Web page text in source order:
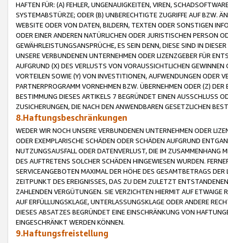
HAFTEN FÜR: (A) FEHLER, UNGENAUIGKEITEN, VIREN,
SYSTEMABSTÜRZE; ODER (B) UNBERECHTIGTE ZUGRIFFE AUF BZW.
WEBSITE ODER VON DATEN, BILDERN, TEXTEN ODER SONSTIGEN
ODER EINER ANDEREN NATÜRLICHEN ODER JURISTISCHEN PERSON
GEWÄHRLEISTUNGSANSPRÜCHE, ES SEIN DENN, DIESE SIND IN
UNSERE VERBUNDENEN UNTERNEHMEN ODER LIZENZGEBER FÜR
AUFGRUND (X) DES VERLUSTS VON VORAUSSICHTLICHEN
VORTEILEN SOWIE (Y) VON INVESTITIONEN, AUFWENDUNGEN ODER
PARTNERPROGRAMM VORNEHMEN BZW. ÜBERNEHMEN ODER (Z)
BESTIMMUNG DIESES ARTIKELS 7 BEGRÜNDET EINEN AUSSCHLUSS
ZUSICHERUNGEN, DIE NACH DEN ANWENDBAREN GESETZLICHEN
8.Haftungsbeschränkungen
WEDER WIR NOCH UNSERE VERBUNDENEN UNTERNEHMEN ODER
ODER EXEMPLARISCHE SCHÄDEN ODER SCHÄDEN AUFGRUND
NUTZUNGSAUSFALL ODER DATENVERLUST, DIE IM ZUSAMMENHANG
DES AUFTRETENS SOLCHER SCHÄDEN HINGEWIESEN WURDEN.
SERVICEANGEBOTEN MAXIMAL DER HÖHE DES GESAMTBETRAGS
ZEITPUNKT DES EREIGNISSES, DAS ZU DEM ZULETZT
ZAHLENDEN VERGÜTUNGEN. SIE VERZICHTEN HIERMIT AUF
AUF ERFÜLLUNGSKLAGE, UNTERLASSUNGSKLAGE ODER ANDERE
DIESES ABSATZES BEGRÜNDET EINE EINSCHRÄNKUNG VON
EINGESCHRÄNKT WERDEN KÖNNEN.
9.Haftungsfreistellung